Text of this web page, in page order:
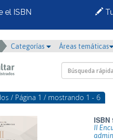
el ISBN
Categorías Áreas temáticas
/ Página 1 / mostrando 1 - 6
ISBN
II